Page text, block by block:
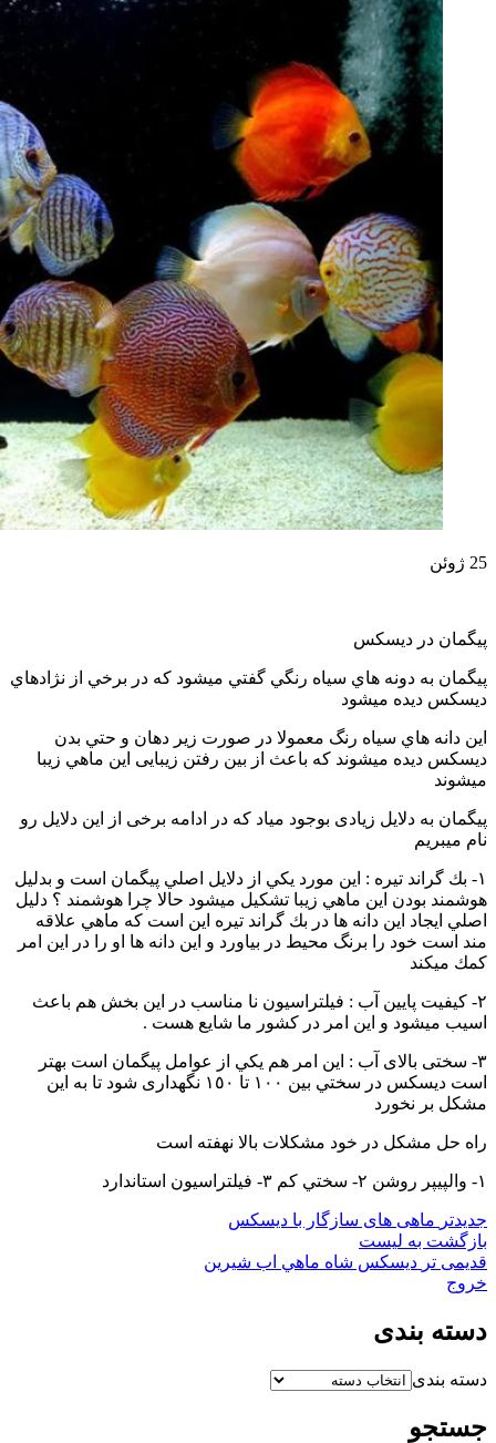
25 ژوئن
پيگمان در ديسكس
پيگمان به دونه هاي سياه رنگي گفتي ميشود كه در برخي از نژادهاي
ديسكس ديده ميشود
اين دانه هاي سياه رنگ معمولا در صورت زير دهان و حتي بدن
ديسكس ديده ميشوند كه باعث از بين رفتن زيبايى اين ماهي زيبا
ميشوند
پيگمان به دلايل زيادى بوجود مياد كه در ادامه برخى از اين دلايل رو
نام ميبريم
١- بك گراند تيره : اين مورد يكي از دلايل اصلي پيگمان است و بدليل
هوشمند بودن اين ماهي زيبا تشكيل ميشود حالا چرا هوشمند ؟ دليل
اصلي ايجاد اين دانه ها در بك گراند تيره اين است كه ماهي علاقه
مند است خود را برنگ محيط در بياورد و اين دانه ها او را در اين امر
كمك ميكند
٢- كيفيت پايين آب : فيلتراسيون نا مناسب در اين بخش هم باعث
اسيب ميشود و اين امر در كشور ما شايع هست .
٣- سختى بالاى آب : اين امر هم يكي از عوامل پيگمان است بهتر
است ديسكس در سختي بين ١٠٠ تا ١٥٠ نگهدارى شود تا به اين
مشكل بر نخورد
راه حل مشكل در خود مشكلات بالا نهفته است
١- والپيپر روشن ٢- سختي كم ٣- فيلتراسيون استاندارد
جدیدتر ماهى هاى سازگار با ديسكس
بازگشت به لیست
قدیمی تر ديسكس شاه ماهي اب شيرين
خروج
دسته بندی
دسته بندی
جستجو